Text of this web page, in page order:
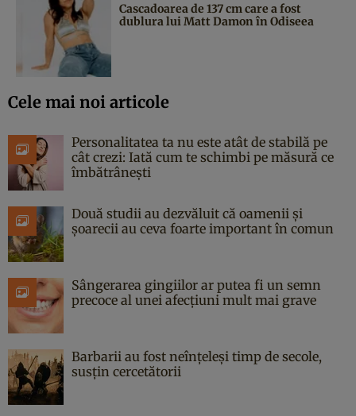
Cascadoarea de 137 cm care a fost
dublura lui Matt Damon în Odiseea
Cele mai noi articole
Personalitatea ta nu este atât de stabilă pe
cât crezi: Iată cum te schimbi pe măsură ce
îmbătrânești
Două studii au dezvăluit că oamenii și
șoarecii au ceva foarte important în comun
Sângerarea gingiilor ar putea fi un semn
precoce al unei afecțiuni mult mai grave
Barbarii au fost neînțeleși timp de secole,
susțin cercetătorii